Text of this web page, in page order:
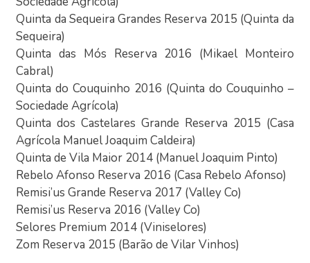
Quinta da Sequeira Grandes Reserva 2015 (Quinta da
Sequeira)
Quinta das Mós Reserva 2016 (Mikael Monteiro
Cabral)
Quinta do Couquinho 2016 (Quinta do Couquinho –
Sociedade Agrícola)
Quinta dos Castelares Grande Reserva 2015 (Casa
Agrícola Manuel Joaquim Caldeira)
Quinta de Vila Maior 2014 (Manuel Joaquim Pinto)
Rebelo Afonso Reserva 2016 (Casa Rebelo Afonso)
Remisi’us Grande Reserva 2017 (Valley Co)
Remisi’us Reserva 2016 (Valley Co)
Selores Premium 2014 (Viniselores)
Zom Reserva 2015 (Barão de Vilar Vinhos)